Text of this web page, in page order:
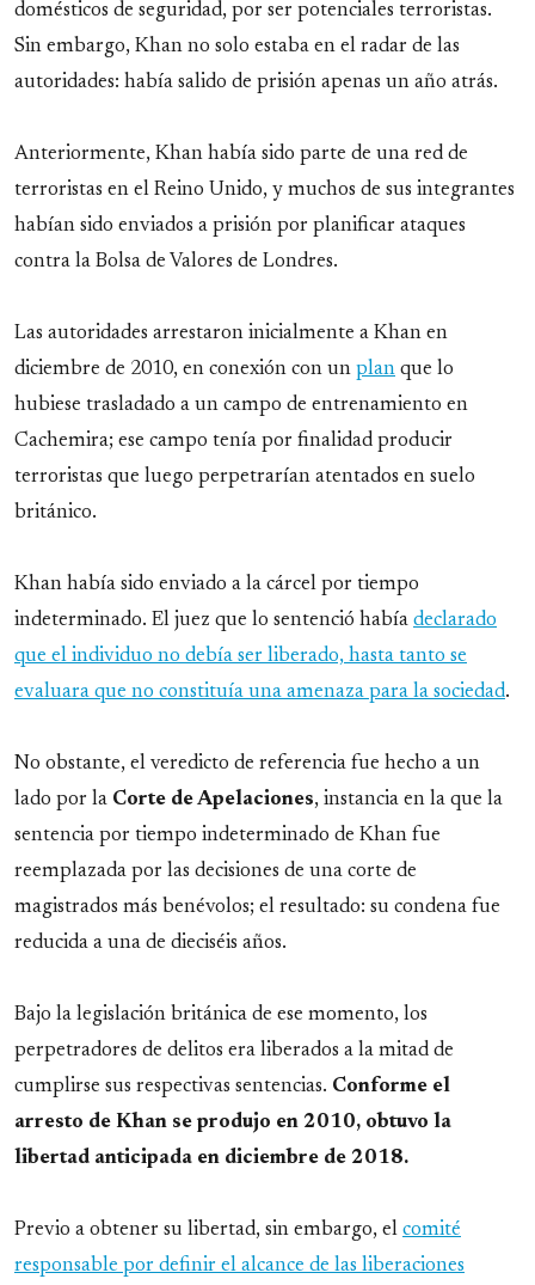
domésticos de seguridad, por ser potenciales terroristas.
Sin embargo, Khan no solo estaba en el radar de las
autoridades: había salido de prisión apenas un año atrás.
Anteriormente, Khan había sido parte de una red de
terroristas en el Reino Unido, y muchos de sus integrantes
habían sido enviados a prisión por planificar ataques
contra la Bolsa de Valores de Londres.
Las autoridades arrestaron inicialmente a Khan en
diciembre de 2010, en conexión con un plan que lo
hubiese trasladado a un campo de entrenamiento en
Cachemira; ese campo tenía por finalidad producir
terroristas que luego perpetrarían atentados en suelo
británico.
Khan había sido enviado a la cárcel por tiempo
indeterminado. El juez que lo sentenció había declarado
que el individuo no debía ser liberado, hasta tanto se
evaluara que no constituía una amenaza para la sociedad.
No obstante, el veredicto de referencia fue hecho a un
lado por la Corte de Apelaciones, instancia en la que la
sentencia por tiempo indeterminado de Khan fue
reemplazada por las decisiones de una corte de
magistrados más benévolos; el resultado: su condena fue
reducida a una de dieciséis años.
Bajo la legislación británica de ese momento, los
perpetradores de delitos era liberados a la mitad de
cumplirse sus respectivas sentencias. Conforme el
arresto de Khan se produjo en 2010, obtuvo la
libertad anticipada en diciembre de 2018.
Previo a obtener su libertad, sin embargo, el comité
responsable por definir el alcance de las liberaciones